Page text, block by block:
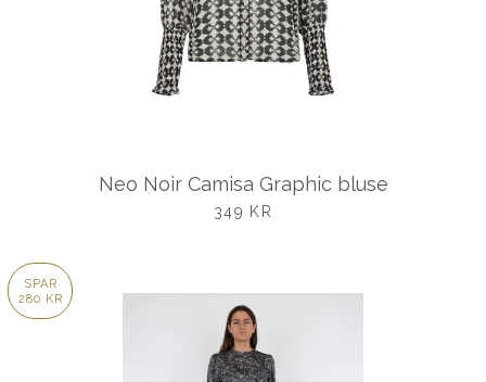
Neo Noir Camisa Graphic bluse
UDSALGSPRIS
349 KR
SPAR
280 KR